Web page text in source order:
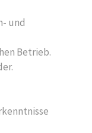
und
Betrieb.